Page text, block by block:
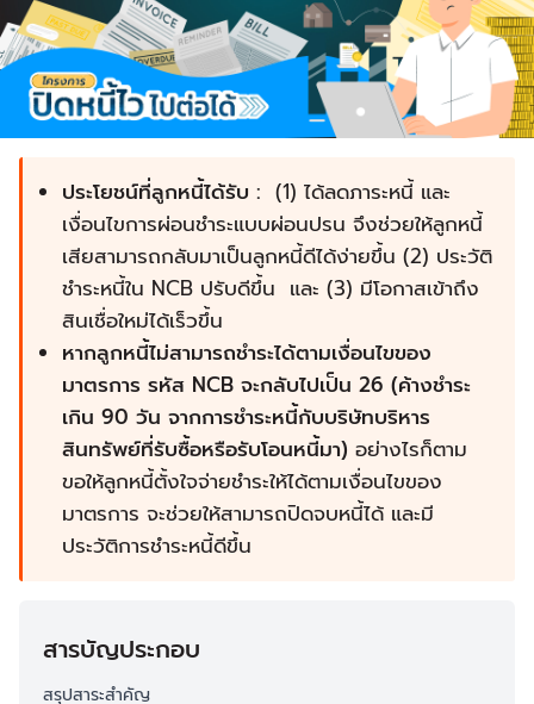
ประโยชน์ที่ลูกหนี้ได้รับ : (1) ได้ลดภาระหนี้ และ
เงื่อนไขการผ่อนชำระแบบผ่อนปรน จึงช่วยให้ลูกหนี้
เสียสามารถกลับมาเป็นลูกหนี้ดีได้ง่ายขึ้น (2) ประวัติ
ชำระหนี้ใน NCB ปรับดีขึ้น และ (3) มีโอกาสเข้าถึง
สินเชื่อใหม่ได้เร็วขึ้น
หากลูกหนี้ไม่สามารถชำระได้ตามเงื่อนไขของ
มาตรการ รหัส NCB จะกลับไปเป็น 26 (ค้างชำระ
เกิน 90 วัน จากการชำระหนี้กับบริษัทบริหาร
สินทรัพย์ที่รับซื้อหรือรับโอนหนี้มา) อย่างไรก็ตาม
ขอให้ลูกหนี้ตั้งใจจ่ายชำระให้ได้ตามเงื่อนไขของ
มาตรการ จะช่วยให้สามารถปิดจบหนี้ได้ และมี
ประวัติการชำระหนี้ดีขึ้น
สารบัญประกอบ
สรุปสาระสำคัญ